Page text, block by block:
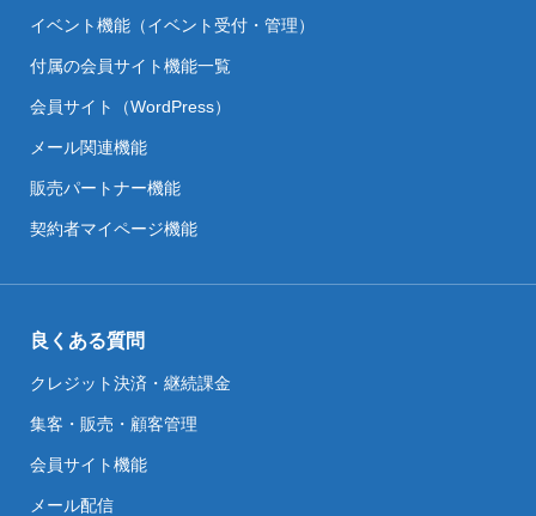
イベント機能（イベント受付・管理）
付属の会員サイト機能一覧
会員サイト（WordPress）
メール関連機能
販売パートナー機能
契約者マイページ機能
良くある質問
クレジット決済・継続課金
集客・販売・顧客管理
会員サイト機能
メール配信